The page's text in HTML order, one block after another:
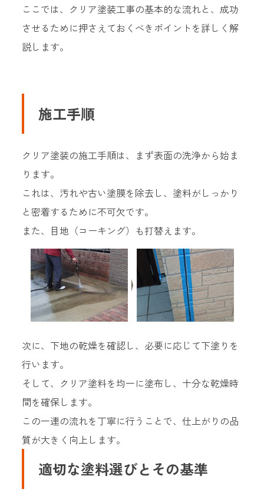
ここでは、クリア塗装工事の基本的な流れと、成功
させるために押さえておくべきポイントを詳しく解
説します。
施工手順
クリア塗装の施工手順は、まず表面の洗浄から始ま
ります。
これは、汚れや古い塗膜を除去し、塗料がしっかり
と密着するために不可欠です。
また、目地（コーキング）も打替えます。
次に、下地の乾燥を確認し、必要に応じて下塗りを
行います。
そして、クリア塗料を均一に塗布し、十分な乾燥時
間を確保します。
この一連の流れを丁寧に行うことで、仕上がりの品
質が大きく向上します。
適切な塗料選びとその基準